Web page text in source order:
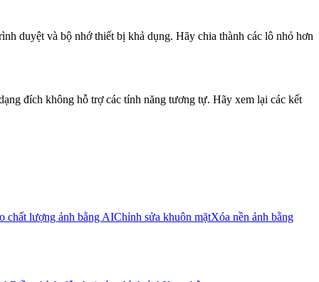
duyệt và bộ nhớ thiết bị khả dụng. Hãy chia thành các lô nhỏ hơn
đích không hỗ trợ các tính năng tương tự. Hãy xem lại các kết
chất lượng ảnh bằng AIChỉnh sửa khuôn mặtXóa nền ảnh bằng